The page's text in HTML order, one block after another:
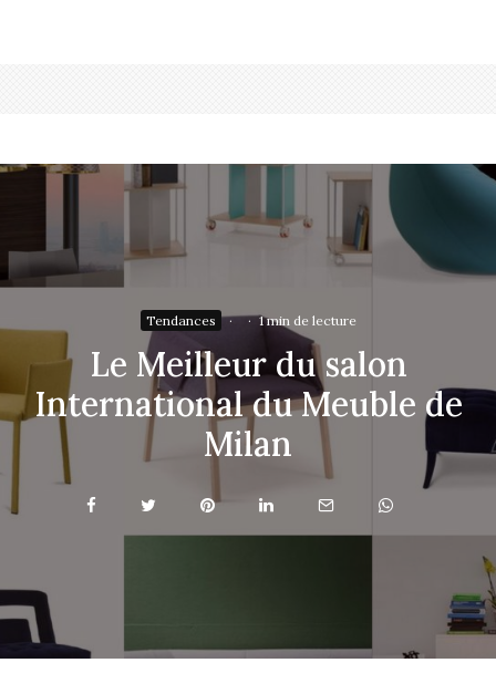
Tendances · · 1 min de lecture
Le Meilleur du salon
International du Meuble de
Milan